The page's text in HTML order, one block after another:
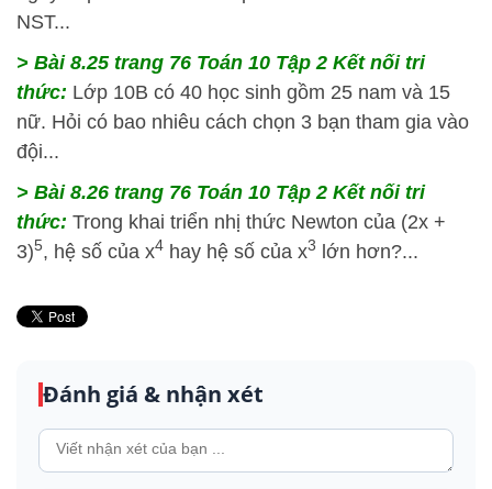
NST...
> Bài 8.25 trang 76 Toán 10 Tập 2 Kết nối tri
thức: Lớp 10B có 40 học sinh gồm 25 nam và 15
nữ. Hỏi có bao nhiêu cách chọn 3 bạn tham gia vào
đội...
> Bài 8.26 trang 76 Toán 10 Tập 2 Kết nối tri
thức: Trong khai triển nhị thức Newton của (2x +
3)5, hệ số của x4 hay hệ số của x3 lớn hơn?...
Đánh giá & nhận xét